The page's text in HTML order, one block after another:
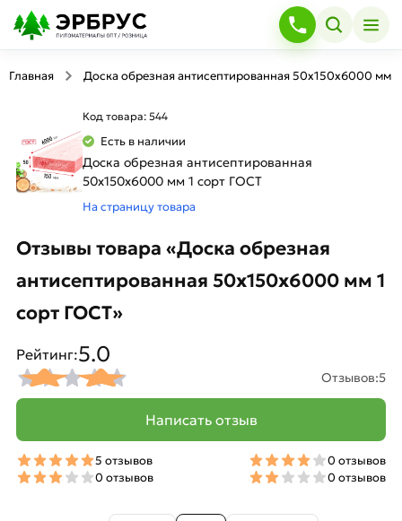
Главная Доска обрезная антисептированная 50х150х6000 мм
Код товара: 544
Есть в наличии
Доска обрезная антисептированная
50х150х6000 мм 1 сорт ГОСТ
На страницу товара
Отзывы товара «Доска обрезная
антисептированная 50х150х6000 мм 1
сорт ГОСТ»
Рейтинг:5.0
Отзывов:5
Написать отзыв
5 отзывов
0 отзывов
0 отзывов
0 отзывов